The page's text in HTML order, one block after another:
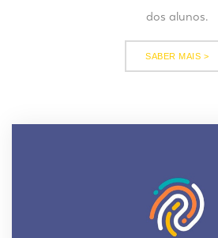
dos alunos.
SABER MAIS >